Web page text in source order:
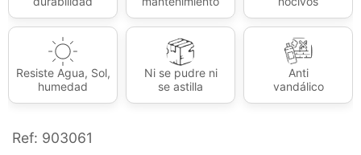
Resiste Agua, Sol,
humedad
Ni se pudre ni
se astilla
Anti
vandálico
Ref: 903061